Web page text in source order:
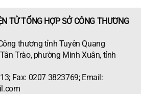
TỬ TỔNG HỢP SỞ CÔNG THƯƠNG
thương tỉnh Tuyên Quang
Trào, phường Minh Xuân, tỉnh
Fax: 0207 3823769; Email: